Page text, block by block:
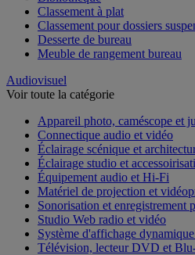
Classement à plat
Classement pour dossiers
Desserte de bureau
Meuble de rangement bureau
Audiovisuel
Voir toute la catégorie
Appareil photo, caméscope et
Connectique audio et vidéo
Éclairage scénique et
Éclairage studio et
Équipement audio et Hi-Fi
Matériel de projection et
Sonorisation et enregistrement
Studio Web radio et vidéo
Système d'affichage
Télévision, lecteur DVD et